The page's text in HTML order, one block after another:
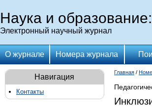
Наука и
Электронный научный журнал
О журнале Номера журнала
Навигация
Контакты
Главная /